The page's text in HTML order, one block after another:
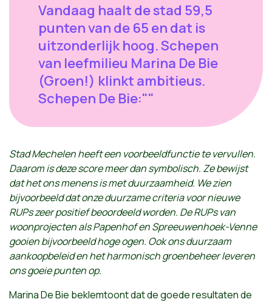
Vandaag haalt de stad 59,5
punten van de 65 en dat is
uitzonderlijk hoog. Schepen
van leefmilieu Marina De Bie
(Groen!) klinkt ambitieus.
Schepen De Bie:""
Stad Mechelen heeft een voorbeeldfunctie te vervullen.
Daarom is deze score meer dan symbolisch. Ze bewijst
dat het ons menens is met duurzaamheid. We zien
bijvoorbeeld dat onze duurzame criteria voor nieuwe
RUPs zeer positief beoordeeld worden. De RUPs van
woonprojecten als Papenhof en Spreeuwenhoek-Venne
gooien bijvoorbeeld hoge ogen. Ook ons duurzaam
aankoopbeleid en het harmonisch groenbeheer leveren
ons goeie punten op.
Marina De Bie beklemtoont dat de goede resultaten de